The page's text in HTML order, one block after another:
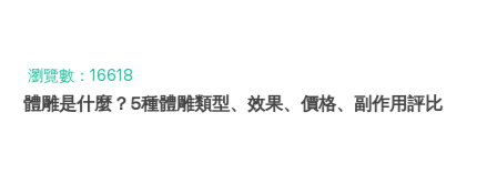
瀏覽數：16618
體雕是什麼？5種體雕類型、效果、價格、副作用評比